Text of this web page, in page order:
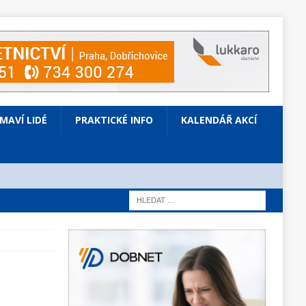
LIDÉ PRAKTICKÉ INFO KALENDÁŘ AKCÍ